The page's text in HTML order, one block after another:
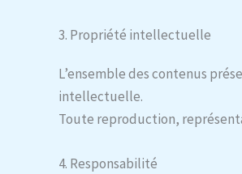
3. Propriété intellectuelle
L’ensemble des contenus
intellectuelle.
Toute reproduction,
4. Responsabilité